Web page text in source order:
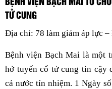
TỬ CUNG
Địa chỉ: 78 làm giảm áp lực
Bệnh viện Bạch Mai là một
hở tuyến cổ tử cung tin cậy
cả nước tín nhiệm. 1 Ngày